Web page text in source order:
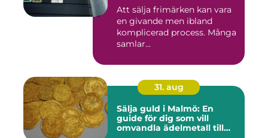
Att sälja frimärken kan vara
en givande men ibland
komplicerad process. Många
samlar...
31. aug
Sälja guld i Malmö: En
guide för dig som vill
omvandla ädelmetall till